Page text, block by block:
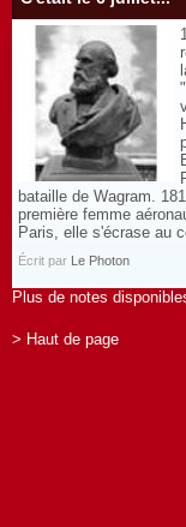
bataille de Wagram.
première femme
Paris, elle s'écrase au
Écrit par Le Photon
Plus de notes
> Haut de page